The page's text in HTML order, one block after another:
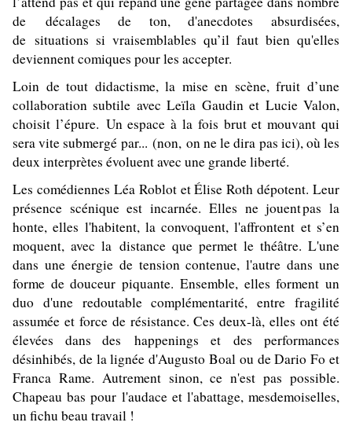
de décalages de ton, d'anecdotes absurdisées,
de situations si vraisemblables qu’il faut bien qu'elles
deviennent comiques pour les accepter.
Loin de tout didactisme, la mise en scène, fruit d’une
collaboration subtile avec Leïla Gaudin et Lucie Valon,
choisit l’épure. Un espace à la fois brut et mouvant qui
sera vite submergé par... (non, on ne le dira pas ici), où les
deux interprètes évoluent avec une grande liberté.
Les comédiennes Léa Roblot et Élise Roth dépotent. Leur
présence scénique est incarnée. Elles ne jouent pas la
honte, elles l'habitent, la convoquent, l'affrontent et s’en
moquent, avec la distance que permet le théâtre. L'une
dans une énergie de tension contenue, l'autre dans une
forme de douceur piquante. Ensemble, elles forment un
duo d'une redoutable complémentarité, entre fragilité
assumée et force de résistance. Ces deux-là, elles ont été
élevées dans des happenings et des performances
désinhibés, de la lignée d'Augusto Boal ou de Dario Fo et
Franca Rame. Autrement sinon, ce n'est pas possible.
Chapeau bas pour l'audace et l'abattage, mesdemoiselles,
un fichu beau travail !